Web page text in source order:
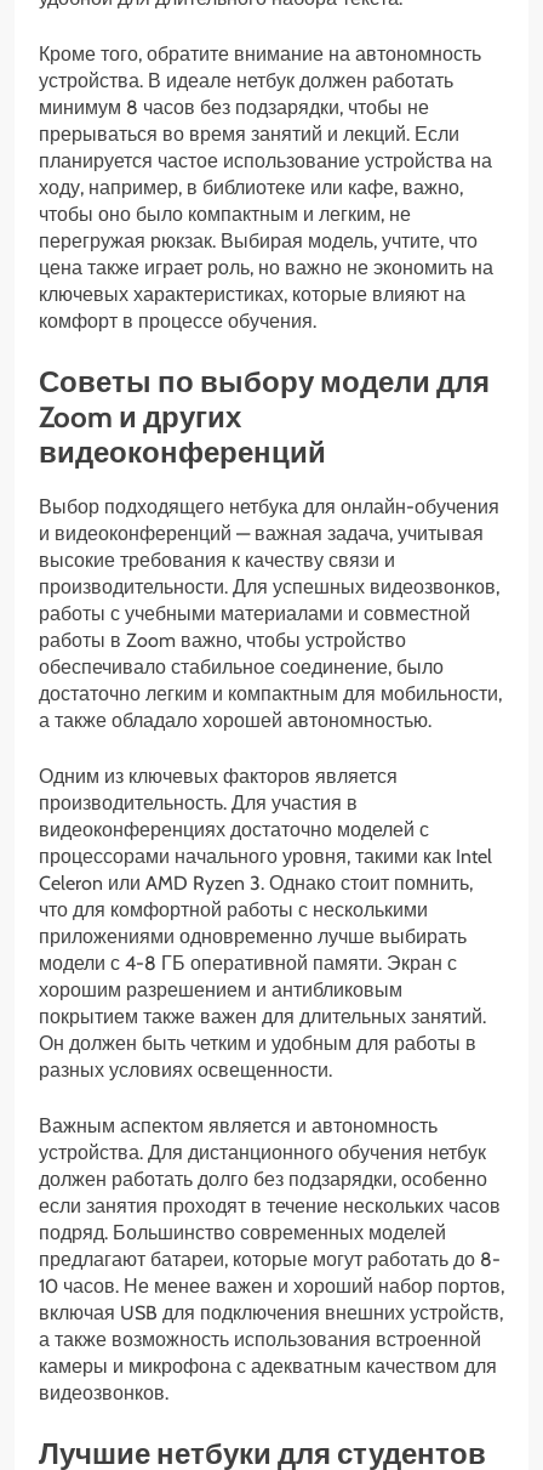
Кроме того, обратите внимание на автономность
устройства. В идеале нетбук должен работать
минимум 8 часов без подзарядки, чтобы не
прерываться во время занятий и лекций. Если
планируется частое использование устройства на
ходу, например, в библиотеке или кафе, важно,
чтобы оно было компактным и легким, не
перегружая рюкзак. Выбирая модель, учтите, что
цена также играет роль, но важно не экономить на
ключевых характеристиках, которые влияют на
комфорт в процессе обучения.
Советы по выбору модели для
Zoom и других
видеоконференций
Выбор подходящего нетбука для онлайн-обучения
и видеоконференций — важная задача, учитывая
высокие требования к качеству связи и
производительности. Для успешных видеозвонков,
работы с учебными материалами и совместной
работы в Zoom важно, чтобы устройство
обеспечивало стабильное соединение, было
достаточно легким и компактным для мобильности,
а также обладало хорошей автономностью.
Одним из ключевых факторов является
производительность. Для участия в
видеоконференциях достаточно моделей с
процессорами начального уровня, такими как Intel
Celeron или AMD Ryzen 3. Однако стоит помнить,
что для комфортной работы с несколькими
приложениями одновременно лучше выбирать
модели с 4-8 ГБ оперативной памяти. Экран с
хорошим разрешением и антибликовым
покрытием также важен для длительных занятий.
Он должен быть четким и удобным для работы в
разных условиях освещенности.
Важным аспектом является и автономность
устройства. Для дистанционного обучения нетбук
должен работать долго без подзарядки, особенно
если занятия проходят в течение нескольких часов
подряд. Большинство современных моделей
предлагают батареи, которые могут работать до 8-
10 часов. Не менее важен и хороший набор портов,
включая USB для подключения внешних устройств,
а также возможность использования встроенной
камеры и микрофона с адекватным качеством для
видеозвонков.
Лучшие нетбуки для студентов